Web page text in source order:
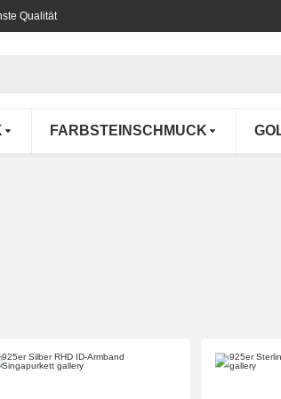
Qualität
FARBSTEINSCHMUCK